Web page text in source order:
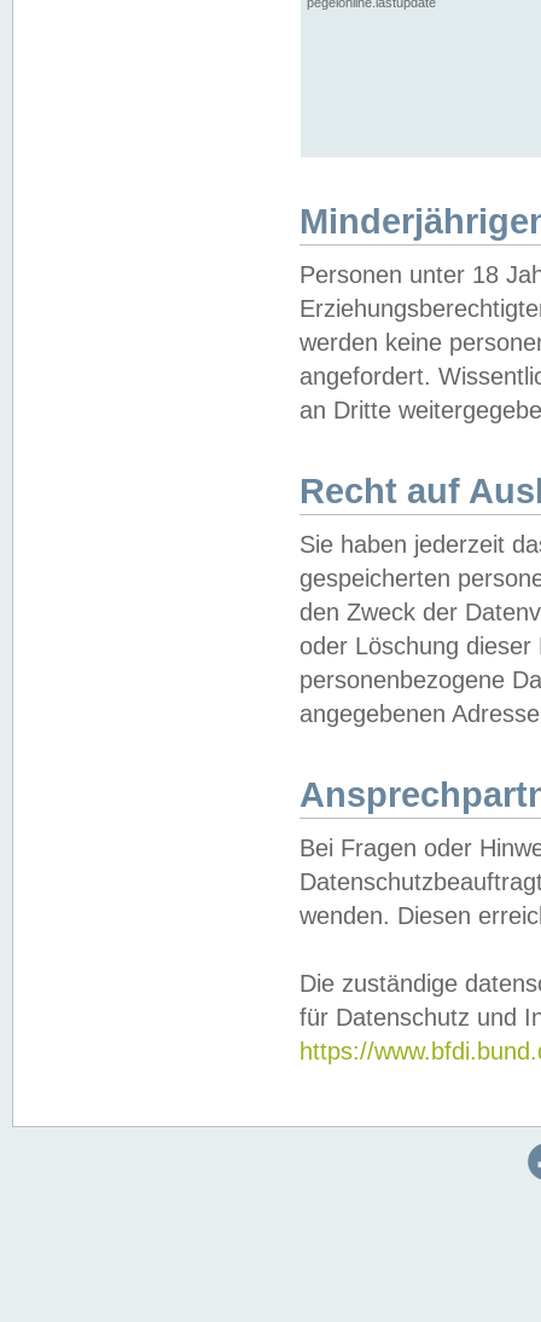
Personen unter 18
werden keine
angefordert.
an Dritte
Recht auf
Sie haben jederzeit
gespeicherten
den Zweck der
oder Löschung
personenbezogene
angegebenen
Bei Fragen oder
wenden. Diesen
Die zuständige
für Datenschutz und
https://